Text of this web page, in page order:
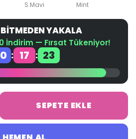
S.Mavi Mint
BİTMEDEN YAKALA
İndirim — Fırsat Tükeniyor!
: 17 : 23
SEPETE EKLE